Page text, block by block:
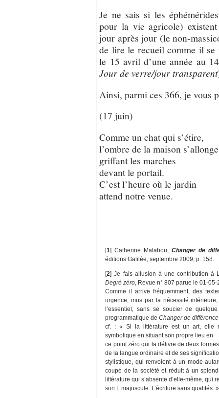
Je ne sais si les
pour la vie agricole)
jour après jour (le non-
de lire le recueil comme il
le 15 avril d’une année au
Jour de verre/jour transparent
Ainsi, parmi ces 366, je vous
(17 juin)
Comme un chat qui s’étire,
l’ombre de la maison
griffant les marches
devant le portail.
C’est l’heure où le jardin
attend notre venue.
[1]Catherine Malabou,Changer de
éditions Galilée, septembre 2009, p. 158.
[2]Je fais allusion à une contribution à
Degré zéro, Revue n° 807 parue le 01-05-
Comme il arrive fréquemment, des
urgence, mus par la nécessité
l’essentiel, sans se soucier de
programmatique deChanger de différence
cf. : « Si la littérature est un art, elle
symbolique en situant son propre lieu en
ce point zéro qui la délivre de deux
de la langue ordinaire et de ses
stylistique, qui renvoient à un mode
coupé de la société et réduit à un
littérature qui s’absente d’elle-même, qui
son L majuscule. L’écriture sans qualités. »